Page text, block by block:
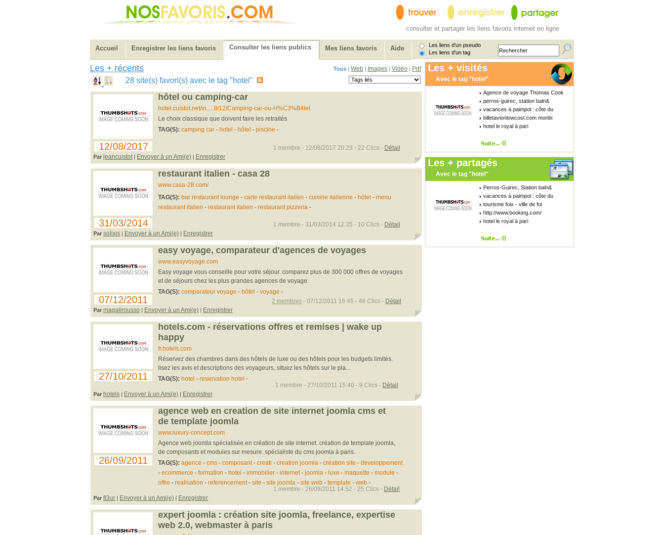
consulter et partager les liens favoris internet en ligne
Accueil Enregistrer les liens favoris Consulter les liens publics Mes liens favoris Aide
Les liens d'un pseudo
Les liens d'un tag
Les + récents Tous | Web | Images | Vidéo | Pdf
28 site(s) favori(s) avec le tag "hotel"
12/08/2017
hôtel ou camping-car
hotel.cuistot.net/in.....8/12/Camping-car-ou-H%C3%B4tel
Le choix classique que doivent faire les retraités
TAG(S): camping car- hotel - hôtel - piscine -
Par jeancuistot | Envoyer à un Ami(e) | Enregistrer
1 membre - 12/08/2017 20:23 - 22 Clics - Détail
31/03/2014
restaurant italien - casa 28
www.casa-28.com/
TAG(S): bar restaurant lounge - carte restaurant italien - cuisine italienne - hôtel - menu
restaurant italien - restaurant italien - restaurant pizzeria -
Par solixis | Envoyer à un Ami(e) | Enregistrer
1 membre - 31/03/2014 12:25 - 10 Clics - Détail
07/12/2011
easy voyage, comparateur d'agences de voyages
www.easyvoyage.com
Easy voyage vous conseille pour votre séjour. comparez plus de 300 000 offres de voyages
et de séjours chez les plus grandes agences de voyage.
TAG(S): comparateur voyage - hôtel - voyage -
Par magalirousso | Envoyer à un Ami(e) | Enregistrer
2 membres - 07/12/2011 16:45 - 48 Clics - Détail
27/10/2011
hotels.com - réservations offres et remises | wake up
happy
fr.hotels.com
Réservez des chambres dans des hôtels de luxe ou des hôtels pour les budgets limités.
lisez les avis et descriptions des voyageurs, situez les hôtels sur le pla...
TAG(S): hotel - reservation hotel -
Par hotels | Envoyer à un Ami(e) | Enregistrer
1 membre - 27/10/2011 15:40 - 9 Clics - Détail
26/09/2011
agence web en creation de site internet joomla cms et
de template joomla
www.luxury-concept.com
Agence web joomla spécialisée en création de site internet. création de template joomla,
de composants et modules sur mesure. spécialiste du cms joomla à paris.
TAG(S): agence - cms - composant- creati - creation joomla - création site - developpement
- ecommerce - formation - hotel - immobilier- internet- joomla - luxe - maquette - module -
offre - realisation - referencement- site - site joomla - site web- template - web -
Par fl3ur | Envoyer à un Ami(e) | Enregistrer
1 membre - 26/09/2011 14:52 - 25 Clics - Détail
expert joomla : création site joomla, freelance, expertise
web 2.0, webmaster à paris
Les + visités
Avec le tag "hotel"
Agence de voyage Thomas Cook
perros-guirec, station baln&
vacances à paimpol : côte du
billetavionlowcost.com monbi
hotel le royal à pari
Les + partagés
Avec le tag "hotel"
Perros-Guirec, Station baln&
vacances à paimpol : côte du
tourisme foix - ville de foi
http://www.booking.com/
hotel le royal à pari